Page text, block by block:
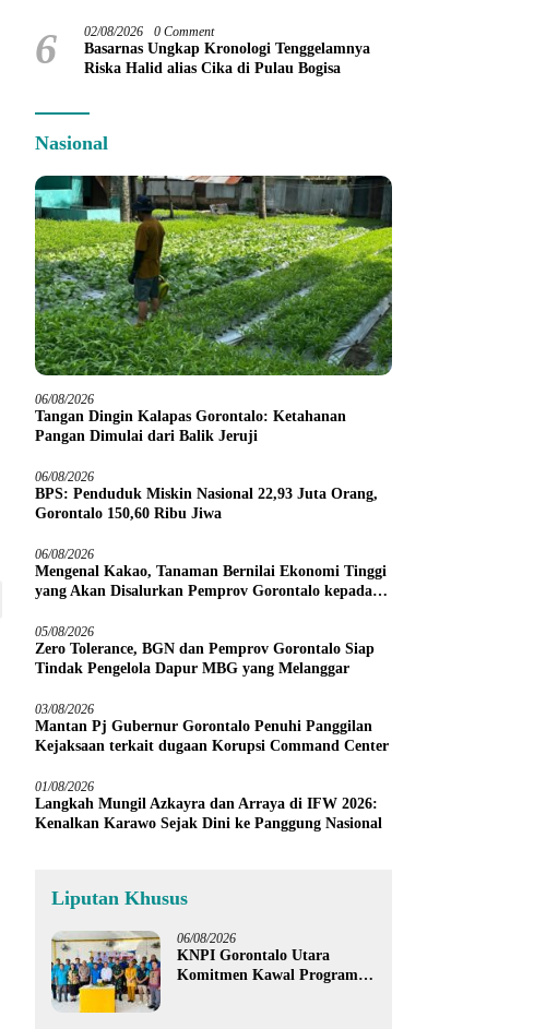
6 02/08/2026 0 Comment
Basarnas Ungkap Kronologi Tenggelamnya
Riska Halid alias Cika di Pulau Bogisa
Nasional
06/08/2026
Tangan Dingin Kalapas Gorontalo: Ketahanan
Pangan Dimulai dari Balik Jeruji
06/08/2026
BPS: Penduduk Miskin Nasional 22,93 Juta Orang,
Gorontalo 150,60 Ribu Jiwa
06/08/2026
Mengenal Kakao, Tanaman Bernilai Ekonomi Tinggi
yang Akan Disalurkan Pemprov Gorontalo kepada
05/08/2026
Zero Tolerance, BGN dan Pemprov Gorontalo Siap
Tindak Pengelola Dapur MBG yang Melanggar
03/08/2026
Mantan Pj Gubernur Gorontalo Penuhi Panggilan
Kejaksaan terkait dugaan Korupsi Command Center
01/08/2026
Langkah Mungil Azkayra dan Arraya di IFW 2026:
Kenalkan Karawo Sejak Dini ke Panggung Nasional
Liputan Khusus
06/08/2026
KNPI Gorontalo Utara
Komitmen Kawal Program